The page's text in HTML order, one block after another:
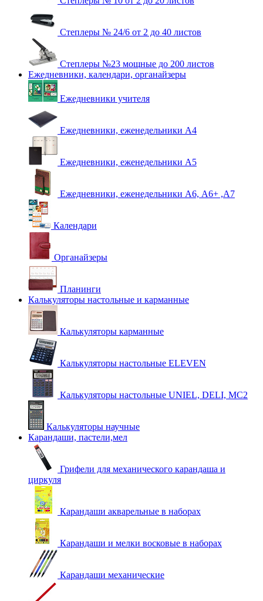
Степлеры № 24/6 от 2 до 40 листов
Степлеры №23 мощные до 200 листов
Ежедневники, календари, органайзеры
Ежедневники учителя
Ежедневники, еженедельники А4
Ежедневники, еженедельники А5
Ежедневники, еженедельники А6, А6+ ,А7
Календари
Органайзеры
Планинги
Калькуляторы настольные и карманные
Калькуляторы карманные
Калькуляторы настольные ELEVEN
Калькуляторы настольные UNIEL, DELI, MC2
Калькуляторы научные
Карандаши, пастели,мел
Грифели для механического карандаша и
циркуля
Карандаши акварельные в наборах
Карандаши и мелки восковые в наборах
Карандаши механические